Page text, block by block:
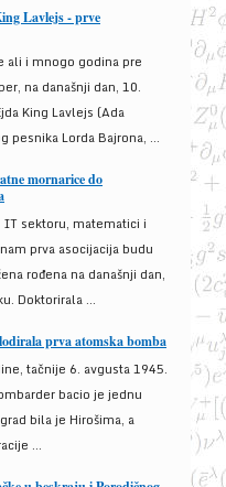
Lavlejs - prve
ali i mnogo godina pre
na današnji dan, 10.
King Lavlejs (Ada
pesnika Lorda Bajrona, ...
mornarice do
IT sektoru, matematici i
prva asocijacija budu
rođena na današnji dan,
Doktorirala ...
prva atomska bomba
tačnije 6. avgusta 1945.
bacio je jednu
bila je Hirošima, a
...